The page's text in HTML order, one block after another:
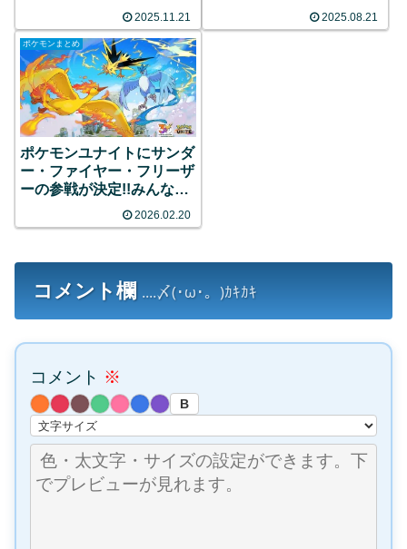
2025.11.21 2025.08.21
ポケモンまとめ
ポケモンユナイトにサンダ
ー・ファイヤー・フリーザ
ーの参戦が決定!!みんなの
2026.02.20
コメント欄 ....〆(･ω･。)ｶｷｶｷ
コメント ※
B